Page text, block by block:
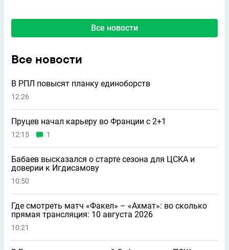
Все новости
Все новости
В РПЛ повысят планку единоборств
12:26
Пруцев начал карьеру во Франции с 2+1
12:15 1
Бабаев высказался о старте сезона для ЦСКА и
доверии к Игдисамову
10:50
Где смотреть матч «Факел» – «Ахмат»: во сколько
прямая трансляция: 10 августа 2026
10:21